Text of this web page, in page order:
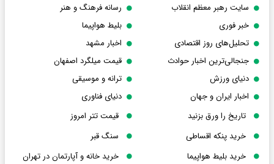
سایت رهبر معظم انقلاب
رسانه فرهنگ و هنر
خبر فوری
بلیط هواپیما
تحلیل‌های روز اقتصادی
اخبار مشهد
جنجالی‌ترین اخبار حوادث
قیمت میلگرد اصفهان
دنیای ورزش
ترانه و موسیقی
اخبار ایران و جهان
دنیای فناوری
تاریخ را ورق بزنید
قیمت تتر امروز
خرید پنکه اقساطی
سنگ قبر
خرید بلیط هواپیما
خرید خانه و آپارتمان در تهران